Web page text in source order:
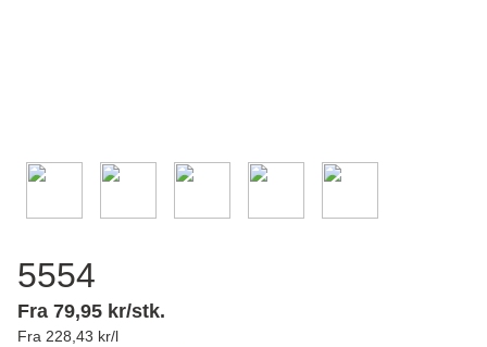
5554
Fra 79,95 kr/stk.
Fra 228,43 kr/l